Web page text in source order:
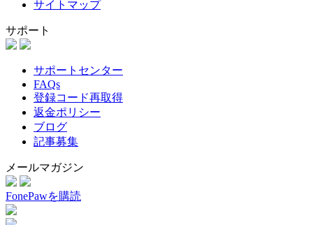
サイトマップ
サポート
サポートセンター
FAQs
登録コード再取得
返金ポリシー
ブログ
記事募集
メールマガジン
FonePawを購読